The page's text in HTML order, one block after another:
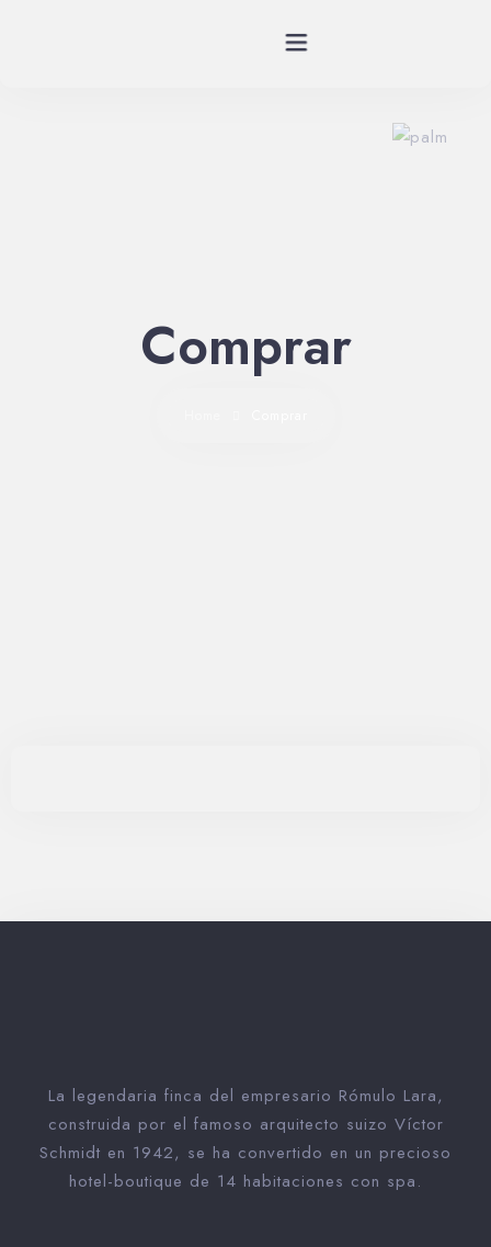
Historia
Comprar
La legendaria finca del empresario Rómulo Lara,
construida por el famoso arquitecto suizo Víctor
Schmidt en 1942, se ha convertido en un precioso
hotel-boutique de 14 habitaciones con spa.
Día de llegada
Día de salida